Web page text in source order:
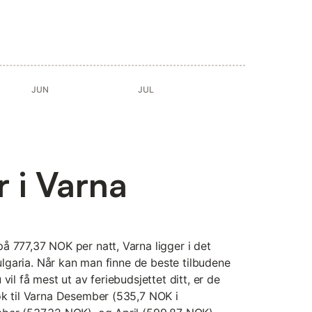
JUN JUL
i Varna
777,37 NOK per natt, Varna ligger i det
Når kan man finne de beste tilbudene
vil få mest ut av feriebudsjettet ditt, er de
til Varna Desember (535,7 NOK i